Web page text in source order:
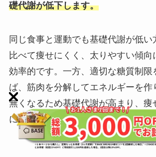
礎代謝が低下します。
同じ食事と運動でも基礎代謝が低い
比べて痩せにくく、太りやすい傾向
効率的です。一方、適切な糖質制限
ば、筋肉を分解してエネルギーを作
無くなるため基礎代謝が高まり、痩
にくい体質に変わります。